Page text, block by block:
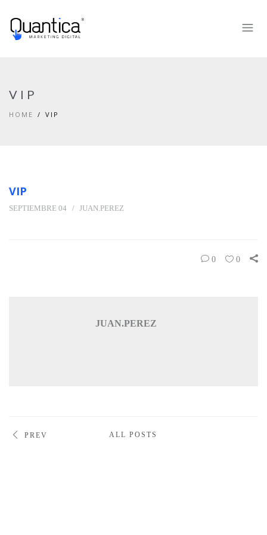
VIP
HOME VIP
VIP
SEPTIEMBRE 04 JUAN.PEREZ
0 0
JUAN.PEREZ
PREV ALL POSTS